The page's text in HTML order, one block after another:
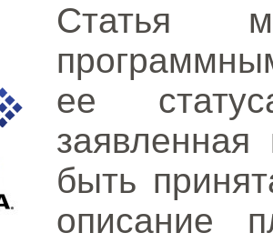
Статья
ее
быть
описание